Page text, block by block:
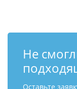
Не
Оставьте